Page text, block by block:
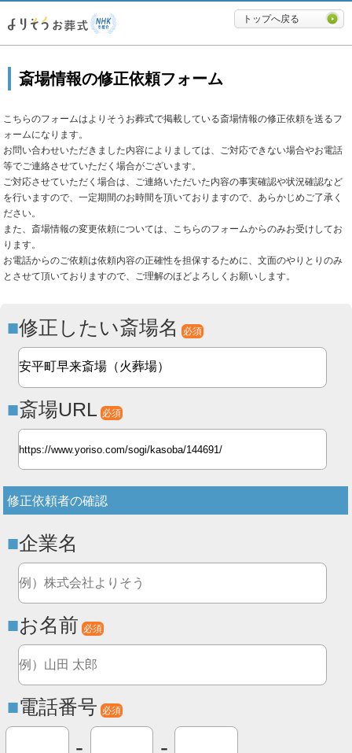
必要最低限に絞ったよりそうお
トップへ戻る
斎場情報の修正依頼フォーム
こちらのフォームはよりそうお葬式で掲載している斎場情報の修正依頼を送るフ
ォームになります。
お問い合わせいただきました内容によりましては、ご対応できない場合やお電話
等でご連絡させていただく場合がございます。
ご対応させていただく場合は、ご連絡いただいた内容の事実確認や状況確認など
を行いますので、一定期間のお時間を頂いておりますので、あらかじめご了承く
ださい。
また、斎場情報の変更依頼については、こちらのフォームからのみお受けしてお
ります。
お電話からのご依頼は依頼内容の正確性を担保するために、文面のやりとりのみ
とさせて頂いておりますので、ご理解のほどよろしくお願いします。
修正したい斎場名 必須
斎場URL 必須
修正依頼者の確認
企業名
お名前 必須
電話番号 必須
- -